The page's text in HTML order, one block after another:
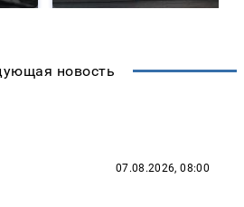
новость
07.08.2026, 08:00